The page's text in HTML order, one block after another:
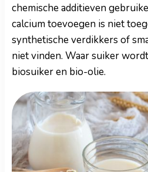
chemische additieven
calcium toevoegen is niet
synthetische verdikkers of
niet vinden. Waar suiker
biosuiker en bio-olie.